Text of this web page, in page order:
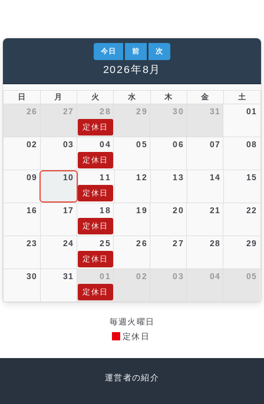
今日 前 次
2026年8月
日 月 火 水 木 金 土
26 27 28 29 30 31 01
定休日
02 03 04 05 06 07 08
定休日
09 10 11 12 13 14 15
定休日
16 17 18 19 20 21 22
定休日
23 24 25 26 27 28 29
定休日
30 31 01 02 03 04 05
定休日
毎週火曜日
定休日
運営者の紹介